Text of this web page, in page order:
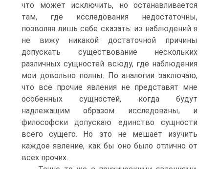
что может исключить, но останавливается
там, где исследования недостаточны,
позволяя лишь себе сказать: из наблюдений я
не вижу никакой достаточной причины
допускать существование нескольких
различных сущностей всюду, где наблюдения
мои довольно полны. По аналогии заключаю,
что все прочие явления не представят мне
особенных сущностей, когда будут
надлежащим образом исследованы, и
философски допускаю единство сущности
всего сущего. Но это не мешает изучить
каждое явление, как бы оно было отлично от
всех прочих.